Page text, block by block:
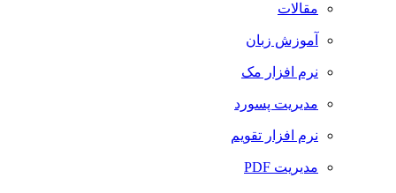
مقالات
آموزش زبان
نرم افزار مک
مدیریت پسورد
نرم افزار تقویم
مدیریت PDF